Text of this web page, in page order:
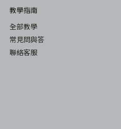
教學指南
全部教學
常見問與答
聯絡客服